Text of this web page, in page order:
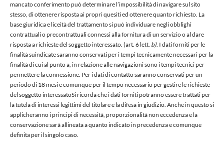
mancato conferimento può determinare l’impossibilità di navigare sul sito
stesso, di ottenere risposta ai propri quesiti ed ottenere quanto richiesto. La
base giuridica e liceità del trattamento si può individuare negli obblighi
contrattuali o precontrattuali connessi alla fornitura di un servizio o al dare
risposta a richieste del soggetto interessato. (art. 6 lett. b). I dati forniti per le
finalità suindicate saranno conservati per i tempi tecnicamente necessari per la
finalità di cui al punto a, in relazione alle navigazioni sono i tempi tecnici per
permettere la connessione. Per i dati di contatto saranno conservati per un
periodo di 18 mesi e comunque per il tempo necessario per gestire le richieste
del soggetto interessatoSi ricorda che i dati forniti potranno essere trattati per
la tutela di interessi legittimi del titolare e la difesa in giudizio. Anche in questo si
applicheranno i principi di necessità, proporzionalità non eccedenza e la
conservazione sarà allineata a quanto indicato in precedenza e comunque
definita per il singolo caso.